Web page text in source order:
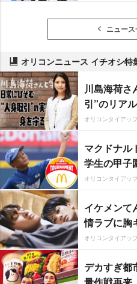
ニュー
オリコンニュース イチオシ特
川島海荷さ
引”のリアル
オリコンタイアッ
マクドナル
学生の甲子
オリコンタイアッ
イケメンて
情ラブに胸
オリコンタイアッ
デカすぎ都